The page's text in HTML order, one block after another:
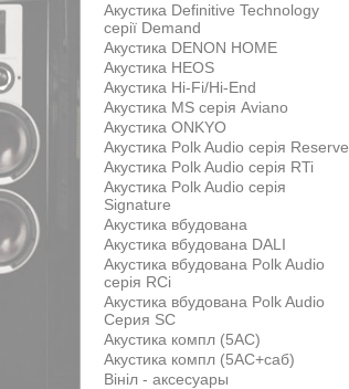
Акустика Definitive Technology
серії Demand
Акустика DENON HOME
Акустика HEOS
Акустика Hi-Fi/Hi-End
Акустика MS серія Aviano
Акустика ONKYO
Акустика Polk Audio серія Reserve
Акустика Polk Audio серія RTi
Акустика Polk Audio серія
Signature
Акустика вбудована
Акустика вбудована DALI
Акустика вбудована Polk Audio
серія RCi
Акустика вбудована Polk Audio
Серия SC
Акустика компл (5АС)
Акустика компл (5АС+саб)
Вініл - аксесуары